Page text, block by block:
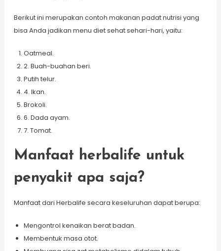
Berikut ini merupakan contoh makanan padat nutrisi yang
bisa Anda jadikan menu diet sehat sehari-hari, yaitu:
Oatmeal.
2. Buah-buahan beri.
Putih telur.
4. Ikan.
Brokoli.
6. Dada ayam.
7. Tomat.
Manfaat herbalife untuk
penyakit apa saja?
Manfaat dari Herbalife secara keseluruhan dapat berupa:
Mengontrol kenaikan berat badan.
Membentuk masa otot.